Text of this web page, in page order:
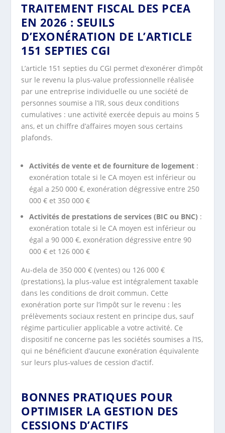
TRAITEMENT FISCAL DES PCEA
EN 2026 : SEUILS
D’EXONÉRATION DE L’ARTICLE
151 SEPTIES CGI
L’article 151 septies du CGI permet d’exonérer d’impôt
sur le revenu la plus-value professionnelle réalisée
par une entreprise individuelle ou une société de
personnes soumise a l’IR, sous deux conditions
cumulatives : une activité exercée depuis au moins 5
ans, et un chiffre d’affaires moyen sous certains
plafonds.
Activités de vente et de fourniture de logement :
exonération totale si le CA moyen est inférieur ou
égal a 250 000 €, exonération dégressive entre 250
000 € et 350 000 €
Activités de prestations de services (BIC ou BNC) :
exonération totale si le CA moyen est inférieur ou
égal a 90 000 €, exonération dégressive entre 90
000 € et 126 000 €
Au-dela de 350 000 € (ventes) ou 126 000 €
(prestations), la plus-value est intégralement taxable
dans les conditions de droit commun. Cette
exonération porte sur l’impôt sur le revenu : les
prélèvements sociaux restent en principe dus, sauf
régime particulier applicable a votre activité. Ce
dispositif ne concerne pas les sociétés soumises a l’IS,
qui ne bénéficient d’aucune exonération équivalente
sur leurs plus-values de cession d’actif.
BONNES PRATIQUES POUR
OPTIMISER LA GESTION DES
CESSIONS D’ACTIFS